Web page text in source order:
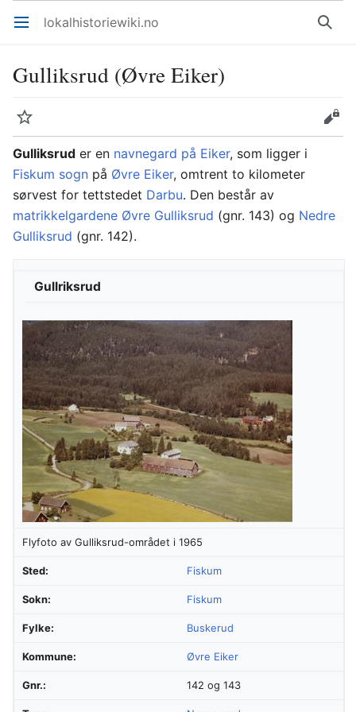
Åpne hovedmenyen lokalhistoriewiki.no Søk
Gulliksrud (Øvre Eiker)
Overvåk
Rediger
Gulliksrud er en navnegard på Eiker, som ligger i
Fiskum sogn på Øvre Eiker, omtrent to kilometer
sørvest for tettstedet Darbu. Den består av
matrikkelgardene Øvre Gulliksrud (gnr. 143) og Nedre
Gulliksrud (gnr. 142).
Gullriksrud
Flyfoto av Gulliksrud-området i 1965
Sted: Fiskum
Sokn: Fiskum
Fylke: Buskerud
Kommune: Øvre Eiker
Gnr.: 142 og 143